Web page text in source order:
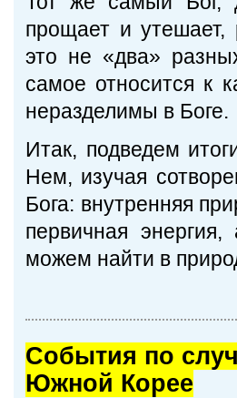
прощает и утешает,
это не «два»
самое относится к
неразделимы в Боге.
Итак, подведем
Нем, изучая
Бога: внутренняя
первичная
можем найти в
Cобытия по
Южной Корее